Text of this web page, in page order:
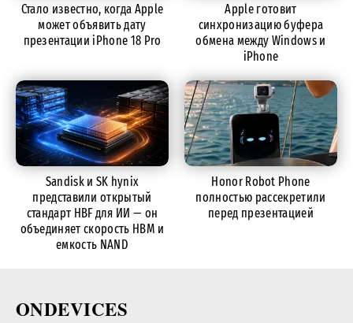
Стало известно, когда Apple
может объявить дату
презентации iPhone 18 Pro
Apple готовит
синхронизацию буфера
обмена между Windows и
iPhone
Sandisk и SK hynix
представили открытый
стандарт HBF для ИИ — он
объединяет скорость HBM и
емкость NAND
Honor Robot Phone
полностью рассекретили
перед презентацией
ONDEVICES